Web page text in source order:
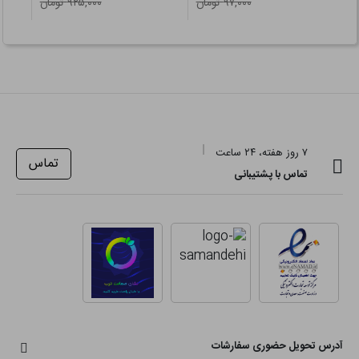
۷ روز هفته، ۲۴ ساعت
تماس با پشتیبانی
تماس
آدرس تحویل حضوری سفارشات